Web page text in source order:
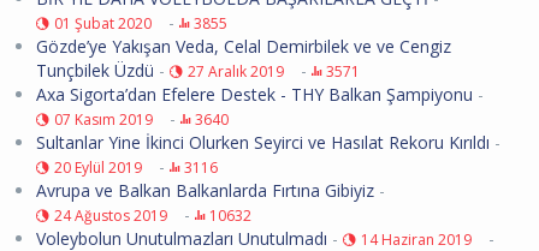
01 Şubat 2020 - 3855
Gözde’ye Yakışan Veda, Celal Demirbilek ve ve Cengiz
Tunçbilek Üzdü - 27 Aralık 2019 - 3571
Axa Sigorta’dan Efelere Destek - THY Balkan Şampiyonu -
07 Kasım 2019 - 3640
Sultanlar Yine İkinci Olurken Seyirci ve Hasılat Rekoru Kırıldı -
20 Eylül 2019 - 3116
Avrupa ve Balkan Balkanlarda Fırtına Gibiyiz -
24 Ağustos 2019 - 10632
Voleybolun Unutulmazları Unutulmadı - 14 Haziran 2019 -